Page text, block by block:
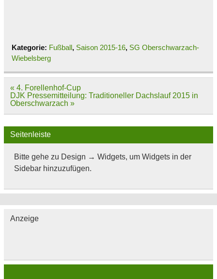
Kategorie: Fußball, Saison 2015-16, SG Oberschwarzach-
Wiebelsberg
Beitragsnavigation
« 4. Forellenhof-Cup
DJK Pressemitteilung: Traditioneller Dachslauf 2015 in
Oberschwarzach »
Seitenleiste
Bitte gehe zu Design → Widgets, um Widgets in der
Sidebar hinzuzufügen.
Anzeige